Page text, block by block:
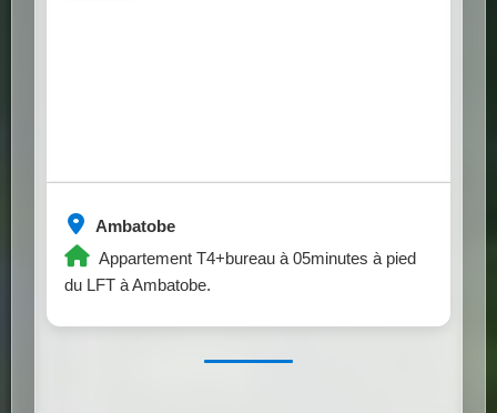
Ambatobe
Appartement T4+bureau à 05minutes à pied
du LFT à Ambatobe.